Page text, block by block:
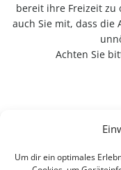
Um dir ein optimales
bereit ihre Freizeit zu
auch Sie mit, dass
Achten Sie